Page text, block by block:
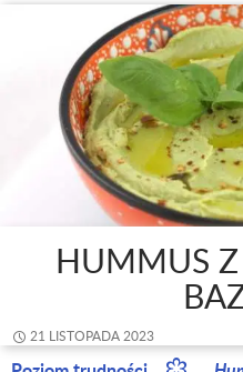
HUMMUS
21 LISTOPADA 2023